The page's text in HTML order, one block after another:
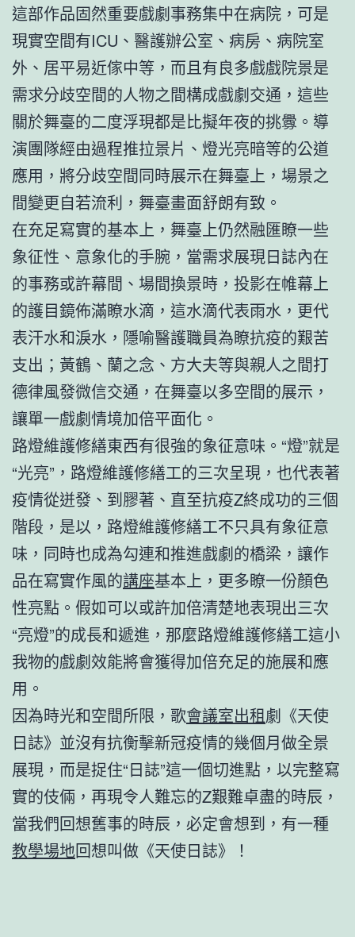
這部作品固然重要戲劇事務集中在病院，可是
現實空間有ICU、醫護辦公室、病房、病院室
外、居平易近傢中等，而且有良多戲戲院景是
需求分歧空間的人物之間構成戲劇交通，這些
關於舞臺的二度浮現都是比擬年夜的挑釁。導
演團隊經由過程推拉景片、燈光亮暗等的公道
應用，將分歧空間同時展示在舞臺上，場景之
間變更自若流利，舞臺畫面舒朗有致。
在充足寫實的基本上，舞臺上仍然融匯瞭一些
象征性、意象化的手腕，當需求展現日誌內在
的事務或許幕間、場間換景時，投影在帷幕上
的護目鏡佈滿瞭水滴，這水滴代表雨水，更代
表汗水和淚水，隱喻醫護職員為瞭抗疫的艱苦
支出；黃鶴、蘭之念、方大夫等與親人之間打
德律風發微信交通，在舞臺以多空間的展示，
讓單一戲劇情境加倍平面化。
路燈維護修繕東西有很強的象征意味。“燈”就是
“光亮”，路燈維護修繕工的三次呈現，也代表著
疫情從迸發、到膠著、直至抗疫Z終成功的三個
階段，是以，路燈維護修繕工不只具有象征意
味，同時也成為勾連和推進戲劇的橋梁，讓作
品在寫實作風的講座基本上，更多瞭一份顏色
性亮點。假如可以或許加倍清楚地表現出三次
“亮燈”的成長和遞進，那麼路燈維護修繕工這小
我物的戲劇效能將會獲得加倍充足的施展和應
用。
因為時光和空間所限，歌會議室出租劇《天使
日誌》並沒有抗衡擊新冠疫情的幾個月做全景
展現，而是捉住“日誌”這一個切進點，以完整寫
實的伎倆，再現令人難忘的Z艱難卓盡的時辰，
當我們回想舊事的時辰，必定會想到，有一種
教學場地回想叫做《天使日誌》！